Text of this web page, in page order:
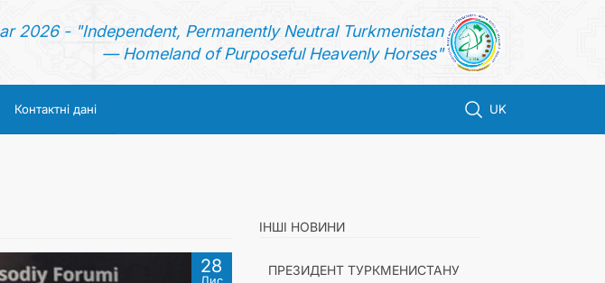
2026 - "Independent, Permanently Neutral Turkmenistan
— Homeland of Purposeful Heavenly Horses"
Контактні дані UK
28
ІНШІ НОВИНИ
ПРЕЗИДЕНТ ТУРКМЕНИСТАНУ